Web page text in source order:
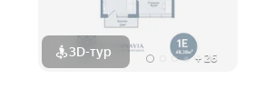
3D-тур + 26